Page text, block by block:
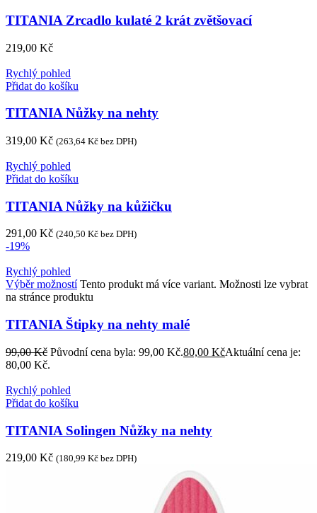
TITANIA Zrcadlo kulaté 2 krát zvětšovací
219,00 Kč
Rychlý pohled
Přidat do košíku
TITANIA Nůžky na nehty
319,00 Kč (263,64 Kč bez DPH)
Rychlý pohled
Přidat do košíku
TITANIA Nůžky na kůžičku
291,00 Kč (240,50 Kč bez DPH)
-19%
Rychlý pohled
Výběr možností Tento produkt má více variant. Možnosti lze vybrat
na stránce produktu
TITANIA Štipky na nehty malé
99,00Kč Původní cena byla: 99,00 Kč.80,00 KčAktuální cena je:
80,00 Kč.
Rychlý pohled
Přidat do košíku
TITANIA Solingen Nůžky na nehty
219,00 Kč (180,99 Kč bez DPH)